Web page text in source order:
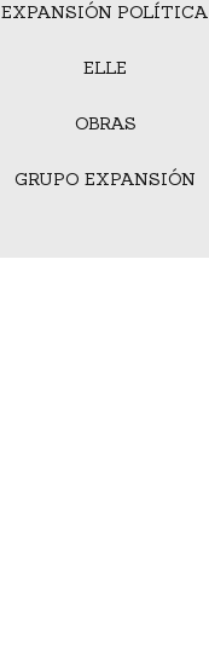
EXPANSIÓN POLÍTICA
ELLE
OBRAS
GRUPO EXPANSIÓN